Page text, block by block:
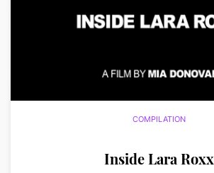
COMPILATION
Inside Lara Roxx